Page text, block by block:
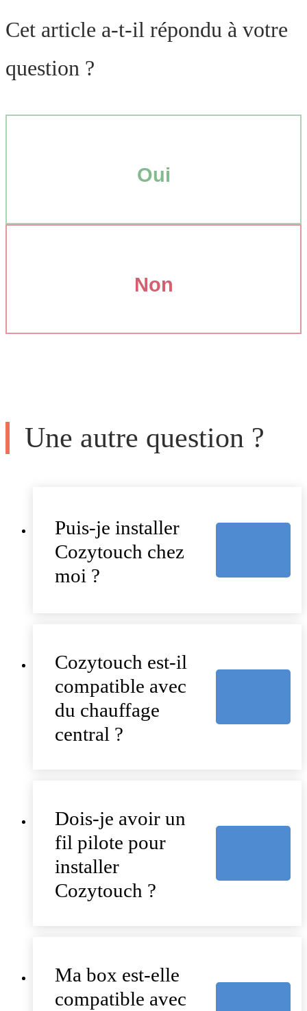
Cet article a-t-il répondu à votre
question ?
Oui
Non
Une autre question ?
Puis-je installer
Cozytouch chez
moi ?
Cozytouch est-il
compatible avec
du chauffage
central ?
Dois-je avoir un
fil pilote pour
installer
Cozytouch ?
Ma box est-elle
compatible avec